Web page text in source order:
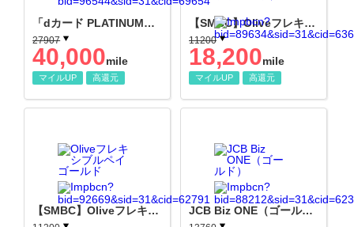
「dカード PLATINUM」（PLATINUM クレジットカード発券（【新規申込】カード発行）
27907
40,000mile
マイルUP 高還元
【SMBC】Oliveフレキシブルペイ プラチナプリファード
11200
18,200mile
マイルUP 高還元
【SMBC】Oliveフレキシブルペイ ゴールド JCB Biz ONE（ゴールド）